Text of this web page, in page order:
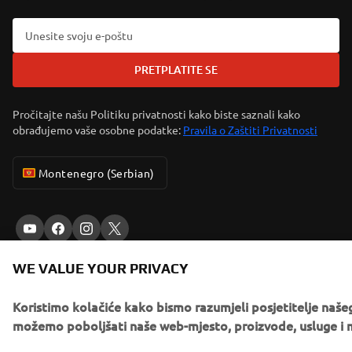
PRETPLATITE SE
Pročitajte našu Politiku privatnosti kako biste saznali kako
obrađujemo vaše osobne podatke: Pravila o Zaštiti Privatnosti
Montenegro (Serbian)
© Copyright - 2026 Yamaha Motor Europe N.V. - All Rights
Privacy PolicyCookiesLegal statement
WE VALUE YOUR PRIVACY
Koristimo kolačiće kako bismo razumjeli posjetitelje
možemo poboljšati naše web-mjesto, proizvode, usluge i